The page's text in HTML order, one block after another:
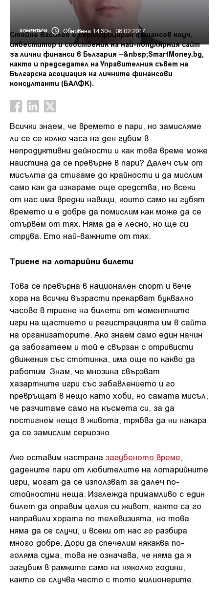
КОМЕНТАРИ Обновена 14:30ч., 08.02.2017
Стойне Василев е сертифициран финансов коуч,
инвеститор и собственик на най-популярния сайт
за лични финанси в България –&nbsp;SmartMoney.bg,
както и председател на Управителния съвет на
Българска асоциация на личните финансови
консултанти (БАЛФК).
Всички знаем, че времето е пари, но замисляме
ли се се колко часа на ден губим в
непродуктивни дейности и как това време може
наистина да се превърне в пари? Далеч съм от
мисълта да стигаме до крайности и да мислим
само как да изкараме още средства, но всеки
от нас има вредни навици, които само ни губят
времето и е добре да помислим как може да се
отървем от тях. Няма да е лесно, но ще си
струва. Ето най-важните от тях:
Триене на лотарийни билети
Това се превърна в национален спорт и вече
хора на всички възрасти прекарват буквално
часове в триене на билети от моментните
игри на щастието и регистрацията им в сайта
на организаторите. Ако знаем само един начин
да забогатеем и той е свързан с отривисти
движения със стотинка, има още по какво да
работим. Знам, че мнозина свързват
хазартните игри със забавлението и го
превръщат в нещо като хоби, но самата мисъл,
че разчитаме само на късмета си, за да
постигнем нещо в живота, трябва да ни накара
да се замислим сериозно.
Ако оставим настрана загубеното време
дадените пари от любителите на лотарийните
игри, могат да се използват за далеч по-
стойностни неща. Изглежда примамливо с един
билет да оправим целия си живот, както са го
направили хората по телевизията, но това
няма да се случи, и всеки от нас го разбира
много добре. Дори да спечелим някаква по-
голяма сума, това не означава, че няма да я
загубим в рамките само на няколко години,
както се случва често с тото милионерите.